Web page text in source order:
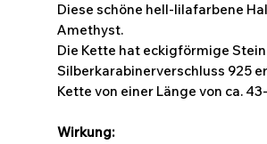
Diese schöne hell-lilafarbene
Amethyst.
Die Kette hat eckigförmige
Silberkarabinerverschluss 925
Kette von einer Länge von ca.
Wirkung: